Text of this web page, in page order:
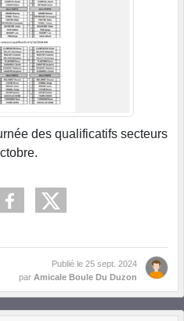
des qualificatifs secteurs
Publié le 25 sept. 2024
par Amicale Boule Du Duzon